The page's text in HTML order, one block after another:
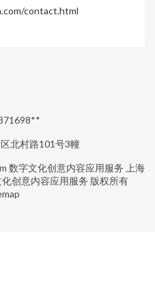
contact.html
北村路101号3幢
数字文化创意内容应用服务 上海
创意内容应用服务 版权所有